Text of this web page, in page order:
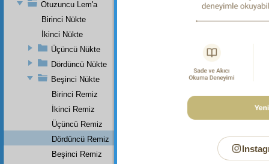
Otuzuncu Lem'a
Birinci Nükte
İkinci Nükte
Üçüncü Nükte
Dördüncü Nükte
Beşinci Nükte
Birinci Remiz
İkinci Remiz
Üçüncü Remiz
Dördüncü Remiz
Beşinci Remiz